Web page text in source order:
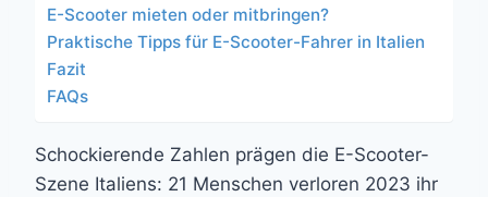
E-Scooter mieten oder mitbringen?
Praktische Tipps für E-Scooter-Fahrer in Italien
Fazit
FAQs
Schockierende Zahlen prägen die E-Scooter-
Szene Italiens: 21 Menschen verloren 2023 ihr